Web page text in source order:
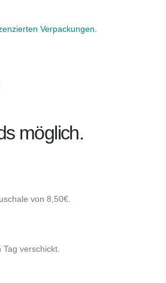
Verpackungen.
möglich.
von 8,50€.
verschickt.